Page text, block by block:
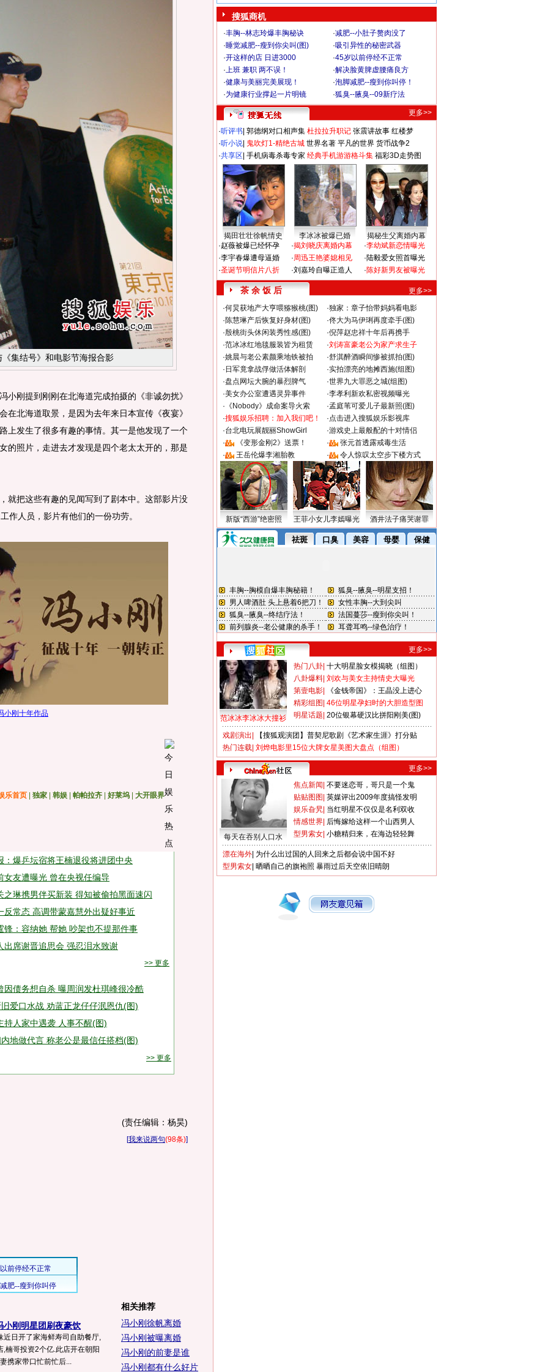
集结号》和电影节海报合影
提到刚刚在北海道完成拍摄的《非诚勿扰》
在北海道取景，是因为去年来日本宣传《夜宴》
上发生了很多有趣的事情。其一是他发现了一个
的照片，走进去才发现是四个老太太开的，那是
把这些有趣的见闻写到了剧本中。这部影片没
作人员，影片有他们的一份功劳。
小刚十年作品
乐首页 独家 韩娱 帕帕拉齐 好莱坞 大开眼界
：爆乒坛宿将王楠退役将进团中央
女友遭曝光 曾在央视任编导
之琳携男伴买新装 得知被偷拍黑面速闪
反常态 高调带蒙嘉慧外出疑好事近
锋：容纳她 帮她 吵架也不提那件事
出席谢晋追思会 强忍泪水致谢
>> 更多
因债务想自杀 曝周润发杜琪峰很冷酷
爱口水战 劝蓝正龙仔仔泯恩仇(图)
持人家中遇袭 人事不醒(图)
地做代言 称老公是最信任搭档(图)
>> 更多
(责任编辑：杨昊)
[我来说两句(98条)]
小刚明星团刷夜豪饮
近日开了家海鲜寿司自助餐厅,
楠哥投资2个亿.此店开在朝阳
携家带口忙前忙后...
相关推荐
冯小刚徐帆离婚
冯小刚被曝离婚
冯小刚的前妻是谁
冯小刚都有什么好片
搜狐商机
·丰胸--林志玲爆丰胸秘诀 ·减肥--小肚子赘肉没了
·睡觉减肥--瘦到你尖叫(图) ·吸引异性的秘密武器
·开这样的店 日进3000 ·45岁以前停经不正常
·上班 兼职 两不误！ ·解决脸黄脾虚腰痛良方
·健康与美丽完美展现！ ·泡脚减肥--瘦到你叫停！
·为健康行业撑起一片明镜 ·狐臭--腋臭--09新疗法
更多>>
·听评书 郭德纲对口相声集 杜拉拉升职记 张震讲故事 红楼梦
·听小说 鬼吹灯1-精绝古城 世界名著 平凡的世界 货币战争2
·共享区 手机病毒杀毒专家 经典手机游游格斗集 福彩3D走势图
揭田壮壮徐帆情史 李冰冰被爆已婚
揭秘生父离婚内幕
·赵薇被爆已经怀孕
·李宇春爆遭母逼婚
·圣诞节明信片八折
·揭刘晓庆离婚内幕
·周迅王艳婆媳相见
·刘嘉玲自曝正造人
·李幼斌新恋情曝光
·陆毅爱女照首曝光
·陈好新男友被曝光
茶 余 饭 后
更多>>
·何炅获地产大亨喂猕猴桃(图) ·独家：章子怡带妈妈看电影
·陈慧琳产后恢复好身材(图) ·佟大为马伊琍再度牵手(图)
·殷桃街头休闲装秀性感(图) ·倪萍赵忠祥十年后再携手
·范冰冰红地毯服装皆为租赁 ·刘涛富豪老公为家产求生子
·姚晨与老公素颜乘地铁被拍 ·舒淇醉酒瞬间惨被抓拍(图)
· 日军竟拿战俘做活体解剖 ·实拍漂亮的地摊西施(组图)
·盘点网坛大腕的暴烈脾气 ·世界九大罪恶之城(组图)
·美女办公室遭遇灵异事件 ·李孝利新欢私密视频曝光
· 《Nobody》成命案导火索 ·孟庭苇可爱儿子最新照(图)
·搜狐娱乐招聘：加入我们吧！ ·点击进入搜狐娱乐影视库
·台北电玩展靓丽ShowGirl ·游戏史上最般配的十对情侣
·
《变形金刚2》送票！ ·
张元首透露戒毒生活
·
王岳伦爆李湘胎教 · 令人惊叹太空步下楼方式
新版“西游”绝密照 王菲小女儿李嫣曝光 酒井法子痛哭谢罪
更多>>
范冰冰李冰冰大撞衫
热门八卦 十大明星脸女模揭晓（组图）
八卦爆料 刘欢与美女主持情史大曝光
第壹电影
《金钱帝国》：王晶没上进心
精彩组图 46位明星孕妇时的大胆造型图
明星话题 20位银幕硬汉比拼阳刚美(图)
戏剧演出
【搜狐观演团】普契尼歌剧《艺术家生涯》打分贴
热门连载 刘烨电影里15位大牌女星美图大盘点（组图）
更多>>
每天在吞别人口水
焦点新闻 不要迷恋哥，哥只是一个鬼
贴贴图图 英媒评出2009年度搞怪发明
娱乐旮旯 当红明星不仅仅是名利双收
情感世界 后悔嫁给这样一个山西男人
型男索女 小糖精归来，在海边轻轻舞
漂在海外 为什么出过国的人回来之后都会说中国不好
型男索女 晒晒自己的旗袍照 暴雨过后天空依旧晴朗